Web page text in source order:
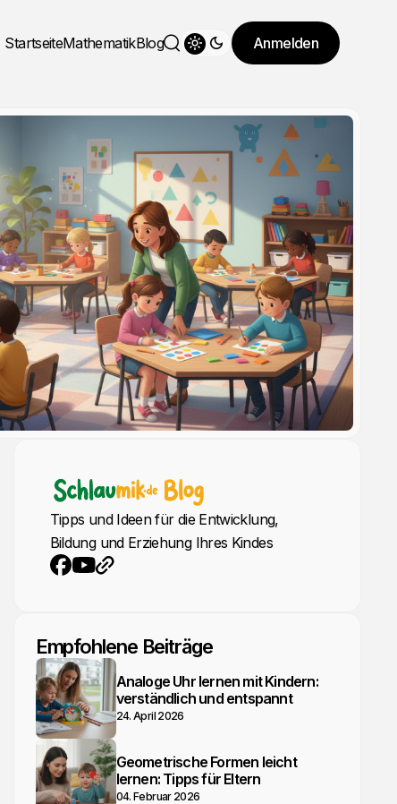
StartseiteMathematikBlog
Theme wechseln
Anmelden
Tipps und Ideen für die Entwicklung,
Bildung und Erziehung Ihres Kindes
Empfohlene Beiträge
Analoge Uhr lernen mit Kindern:
verständlich und entspannt
24. April 2026
Geometrische Formen leicht
lernen: Tipps für Eltern
04. Februar 2026